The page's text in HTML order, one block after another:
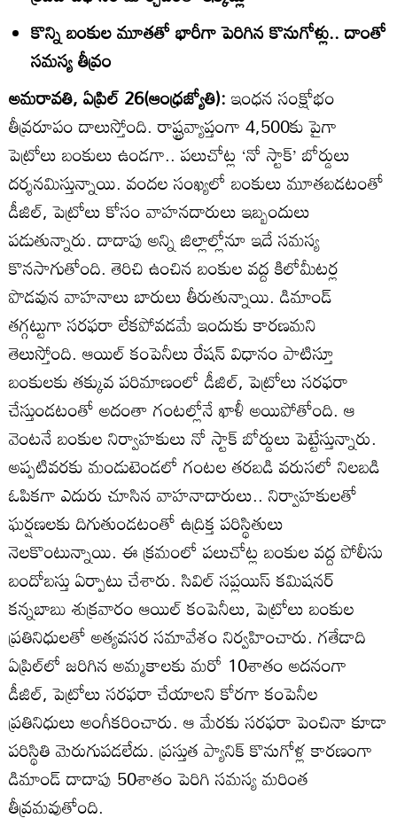
కొన్ని బంకుల మూతతో భారీగా పెరిగిన కొనుగోళ్లు.. దాంతో
సమస్య తీవ్రం
అమరావతి, ఏప్రిల్‌ 26(ఆంధ్రజ్యోతి):ఇంధన సంక్షోభం
తీవ్రరూపం దాలుస్తోంది. రాష్ట్రవ్యాప్తంగా 4,500కు పైగా
పెట్రోలు బంకులు ఉండగా.. పలుచోట్ల ‘నో స్టాక్‌’ బోర్డులు
దర్శనమిస్తున్నాయి. వందల సంఖ్యలో బంకులు మూతబడటంతో
డీజిల్‌, పెట్రోలు కోసం వాహనదారులు ఇబ్బందులు
పడుతున్నారు. దాదాపు అన్ని జిల్లాల్లోనూ ఇదే సమస్య
కొనసాగుతోంది. తెరిచి ఉంచిన బంకుల వద్ద కిలోమీటర్ల
పొడవున వాహనాలు బారులు తీరుతున్నాయి. డిమాండ్‌
తగ్గట్టుగా సరఫరా లేకపోవడమే ఇందుకు కారణమని
తెలుస్తోంది. ఆయిల్‌ కంపెనీలు రేషన్‌ విధానం పాటిస్తూ
బంకులకు తక్కువ పరిమాణంలో డీజిల్‌, పెట్రోలు సరఫరా
చేస్తుండటంతో అదంతా గంటల్లోనే ఖాళీ అయిపోతోంది. ఆ
వెంటనే బంకుల నిర్వాహకులు నో స్టాక్‌ బోర్డులు పెట్టేస్తున్నారు.
అప్పటివరకు మండుటెండలో గంటల తరబడి వరుసలో నిలబడి
ఓపికగా ఎదురు చూసిన వాహనాదారులు.. నిర్వాహకులతో
ఘర్షణలకు దిగుతుండటంతో ఉద్రిక్త పరిస్థితులు
నెలకొంటున్నాయి. ఈ క్రమంలో పలుచోట్ల బంకుల వద్ద పోలీసు
బందోబస్తు ఏర్పాటు చేశారు. సివిల్‌ సప్లయిస్‌ కమిషనర్‌
కన్నబాబు శుక్రవారం ఆయిల్‌ కంపెనీలు, పెట్రోలు బంకుల
ప్రతినిధులతో అత్యవసర సమావేశం నిర్వహించారు. గతేడాది
ఏప్రిల్‌లో జరిగిన అమ్మకాలకు మరో 10శాతం అదనంగా
డీజిల్‌, పెట్రోలు సరఫరా చేయాలని కోరగా కంపెనీల
ప్రతినిధులు అంగీకరించారు. ఆ మేరకు సరఫరా పెంచినా కూడా
పరిస్థితి మెరుగుపడలేదు. ప్రస్తుత ప్యానిక్‌ కొనుగోళ్ల కారణంగా
డిమాండ్‌ దాదాపు 50శాతం పెరిగి సమస్య మరింత
తీవ్రమవుతోంది.